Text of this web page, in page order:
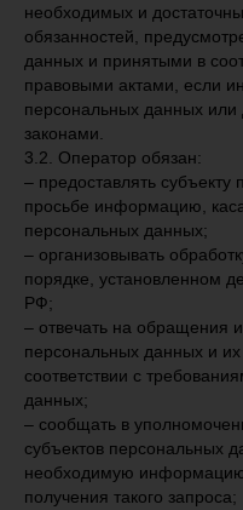
необходимых и
обязанностей,
данных и принятыми в
правовыми актами, если
персональных данных
законами.
3.2. Оператор обязан:
– предоставлять
просьбе информацию,
персональных данных;
– организовывать
порядке, установленном
РФ;
– отвечать на обращения
персональных данных и
соответствии с
данных;
– сообщать в
субъектов персональных
необходимую
получения такого запроса;